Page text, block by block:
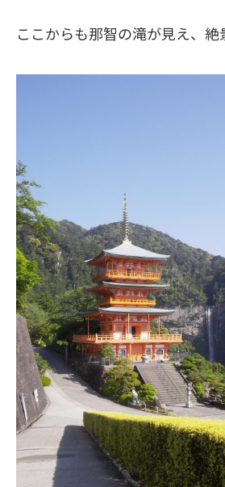
ここからも那智の滝が見え、